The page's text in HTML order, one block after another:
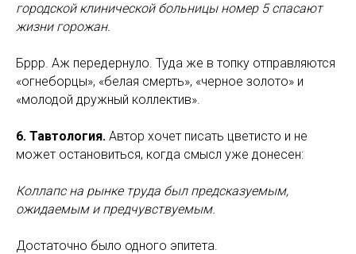
городской клинической больницы номер 5 спасают
жизни горожан.
Бррр. Аж передернуло. Туда же в топку отправляются
«огнеборцы», «белая смерть», «черное золото» и
«молодой дружный коллектив».
6. Тавтология. Автор хочет писать цветисто и не
может остановиться, когда смысл уже донесен:
Коллапс на рынке труда был предсказуемым,
ожидаемым и предчувствуемым.
Достаточно было одного эпитета.